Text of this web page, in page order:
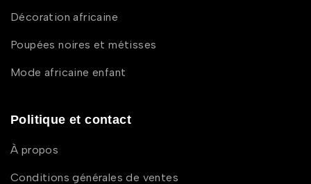
Décoration africaine
Poupées noires et métisses
Mode africaine enfant
Politique et contact
À propos
Conditions générales de ventes